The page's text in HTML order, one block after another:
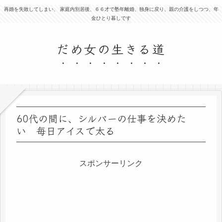
再婚を失敗してしまい、 家庭内別居後、６６才で塾年離婚、独身に戻り、親の介護をしつつ、年
金ひとり暮しです
だめ女の生きる道
60代の間に、シルバーの仕事を決めた
い 毎日アイスで太る
スポンサーリンク